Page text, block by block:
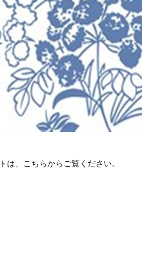
は、こちらからご覧ください。